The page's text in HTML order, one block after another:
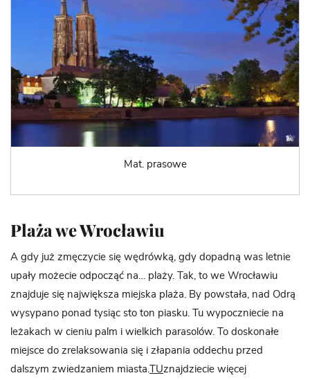
Mat. prasowe
Plaża we Wrocławiu
A gdy już zmęczycie się wędrówką, gdy dopadną was letnie
upały możecie odpocząć na… plaży. Tak, to we Wrocławiu
znajduje się największa miejska plaża. By powstała, nad Odrą
wysypano ponad tysiąc sto ton piasku. Tu wypoczniecie na
leżakach w cieniu palm i wielkich parasolów. To doskonałe
miejsce do zrelaksowania się i złapania oddechu przed
dalszym zwiedzaniem miasta. TUznajdziecie więcej